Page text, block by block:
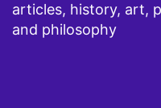
articles, history, art,
and philosophy